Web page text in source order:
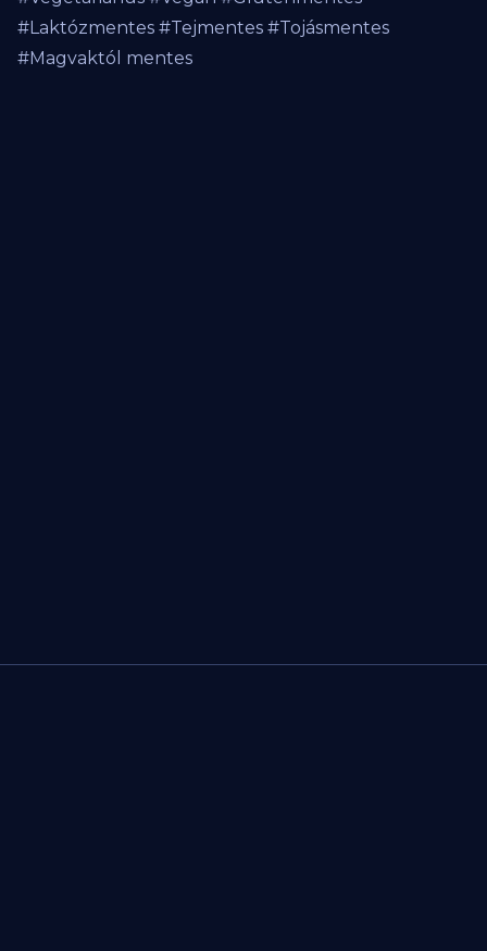
#Laktózmentes #Tejmentes #Tojásmentes
#Magvaktól mentes